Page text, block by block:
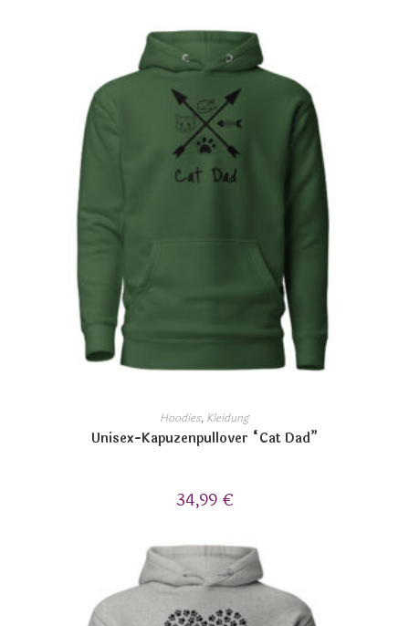
Hoodies, Kleidung
Unisex-Kapuzenpullover “Cat Dad”
34,99 €